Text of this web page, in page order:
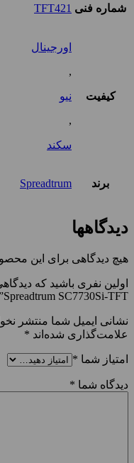
شماره فنی TFT421
کیفیت
اورجینال
,
نیو
,
سکند
برند Spreadtrum
دیدگاهها
هیچ دیدگاهی برای این
اولین نفری باشید که
Spreadtrum SC7730Si-TFT”
نشانی ایمیل شما منتشر
علامت‌گذاری شده‌اند *
امتیاز شما *
دیدگاه شما *